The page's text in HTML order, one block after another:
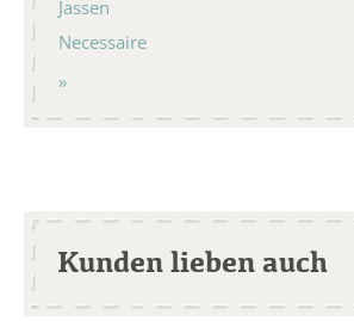
Jassen
Necessaire
Kunden lieben auch